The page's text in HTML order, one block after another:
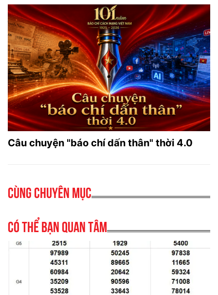
Câu chuyện "báo chí dấn thân" thời 4.0
Cùng chuyên mục
Có thể bạn quan tâm